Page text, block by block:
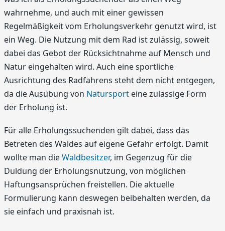
wahrnehme, und auch mit einer gewissen
Regelmäßigkeit vom Erholungsverkehr genutzt wird, ist
ein Weg. Die Nutzung mit dem Rad ist zulässig, soweit
dabei das Gebot der Rücksichtnahme auf Mensch und
Natur eingehalten wird. Auch eine sportliche
Ausrichtung des Radfahrens steht dem nicht entgegen,
da die Ausübung von Natursport eine zulässige Form
der Erholung ist.
Für alle Erholungssuchenden gilt dabei, dass das
Betreten des Waldes auf eigene Gefahr erfolgt. Damit
wollte man dieWaldbesitzer, im Gegenzug für die
Duldung der Erholungsnutzung, von möglichen
Haftungsansprüchen freistellen. Die aktuelle
Formulierung kann deswegen beibehalten werden, da
sie einfach und praxisnah ist.